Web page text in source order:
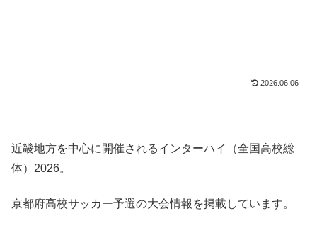
2026.06.06
近畿地方を中心に開催されるインターハイ（全国高校総
体）2026。
京都府高校サッカー予選の大会情報を掲載しています。